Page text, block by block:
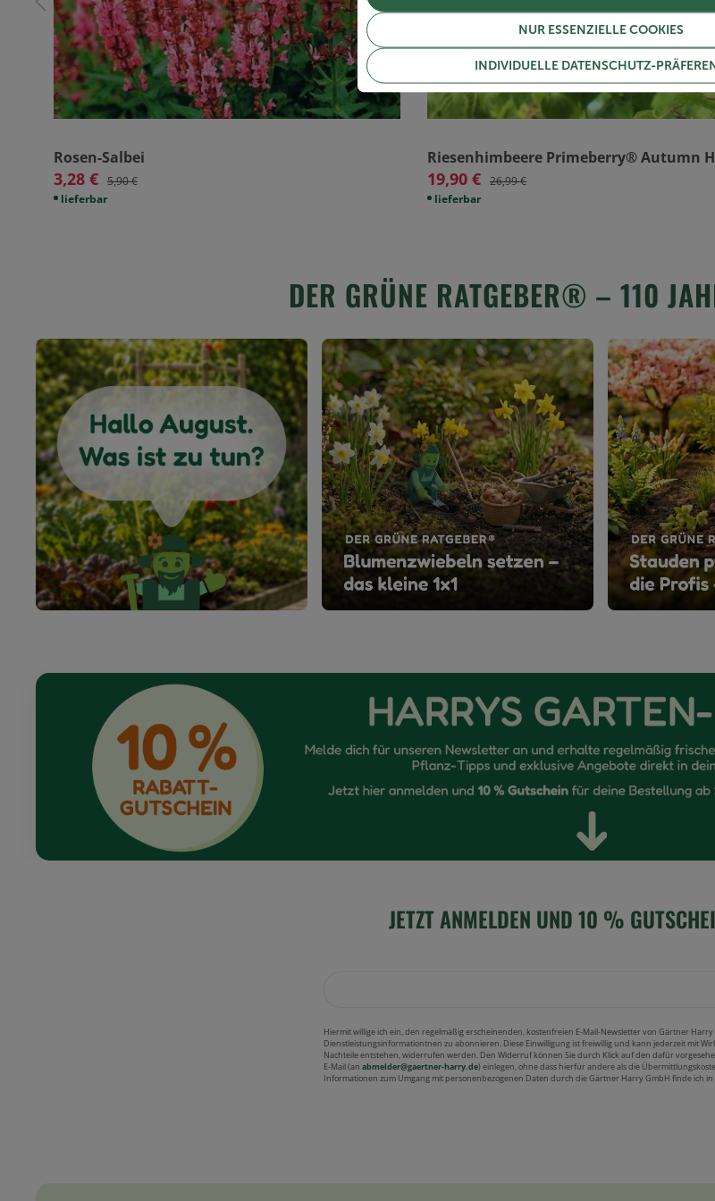
Rosen-Salbei
3,28 € 5,90 €
lieferbar
Riesenhimbeere Primeberry® Autumn
19,90 € 26,99 €
lieferbar
DER GRÜNE RATGEBER® – 110
JETZT ANMELDEN UND 10 %
Hiermit willige ich ein, den regelmäßig erscheinenden, kostenfreien E-Mail-Newsletter von Gärtner
Dienstleistungsinformationtnen zu abonnieren. Diese Einwilligung ist freiwillig und kann jederzeit mit
Nachteile entstehen, widerrufen werden. Den Widerruf können Sie durch Klick auf den dafür
E-Mail (an abmelder@gaertner-harry.de) einlegen, ohne dass hierfür andere als die
Informationen zum Umgang mit personenbezogenen Daten durch die Gärtner Harry GmbH finde ich
NUR ESSENZIELLE COOKIES
INDIVIDUELLE DATENSCHUTZ-